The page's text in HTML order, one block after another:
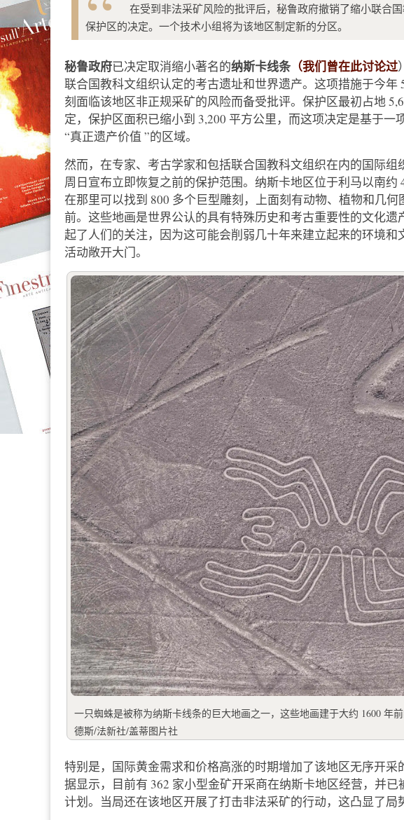
在受到非法采矿风险的批评后，秘鲁政府撤销了缩小联合
保护区的决定。一个技术小组将为该地区制定新的分区。
秘鲁政府已决定取消缩小著名的纳斯卡线条（我们曾在此讨论过
联合国教科文组织认定的考古遗址和世界遗产。这项措施于今
刻面临该地区非正规采矿的风险而备受批评。保护区最初占地
定，保护区面积已缩小到 3,200 平方公里，而这项决定是基于一
“真正遗产价值 ”的区域。
然而，在专家、考古学家和包括联合国教科文组织在内的国际
周日宣布立即恢复之前的保护范围。纳斯卡地区位于利马以南约
在那里可以找到 800 多个巨型雕刻，上面刻有动物、植物和几
前。这些地画是世界公认的具有特殊历史和考古重要性的文化
起了人们的关注，因为这可能会削弱几十年来建立起来的环境
活动敞开大门。
一只蜘蛛是被称为纳斯卡线条的巨大地画之一，这些地画建于大约 1600 年
德斯/法新社/盖蒂图片社
特别是，国际黄金需求和价格高涨的时期增加了该地区无序开
据显示，目前有 362 家小型金矿开采商在纳斯卡地区经营，并
计划。当局还在该地区开展了打击非法采矿的行动，这凸显了局